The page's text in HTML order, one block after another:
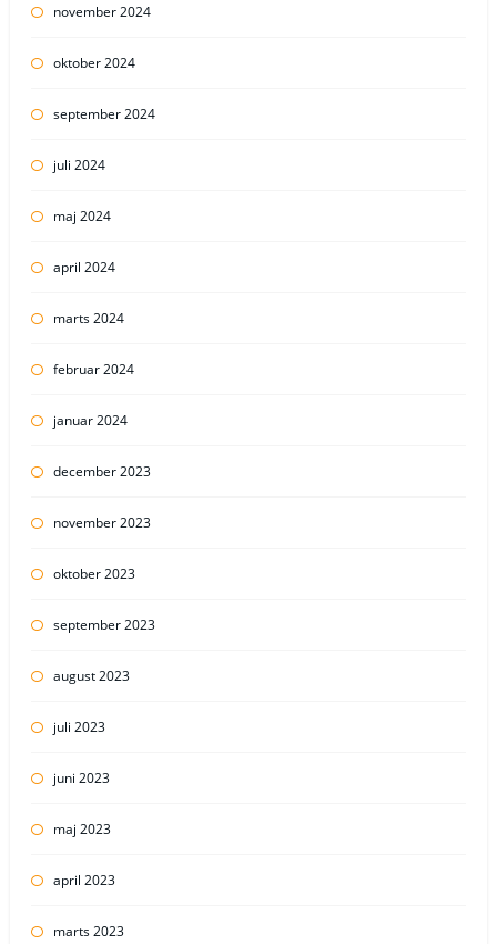
november 2024
oktober 2024
september 2024
juli 2024
maj 2024
april 2024
marts 2024
februar 2024
januar 2024
december 2023
november 2023
oktober 2023
september 2023
august 2023
juli 2023
juni 2023
maj 2023
april 2023
marts 2023